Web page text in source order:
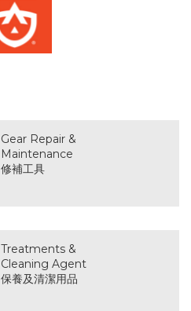
Gear Repair &
Maintenance
修補工具
Treatments &
Cleaning Agent
保養及清潔用品